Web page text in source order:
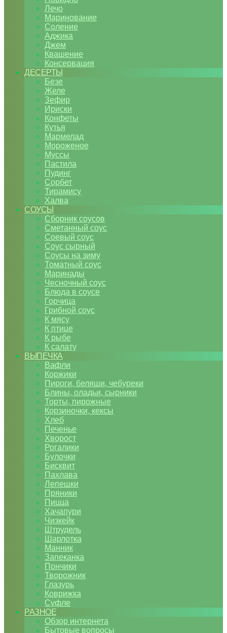
Лечо
Маринование
Соление
Аджика
Джем
Квашение
Консервация
ДЕСЕРТЫ
Безе
Желе
Зефир
Ириски
Конфеты
Кутья
Мармелад
Мороженое
Муссы
Пастила
Пудинг
Сорбет
Тирамису
Халва
СОУСЫ
Сборник соусов
Сметанный соус
Соевый соус
Соус сырный
Соусы на зиму
Томатный соус
Маринады
Чесночный соус
Блюда в соусе
Горчица
Грибной соус
К мясу
К птице
К рыбе
К салату
ВЫПЕЧКА
Вафли
Коржики
Пироги, беляши, чебуреки
Блины, оладьи, сырники
Торты, пирожные
Корзиночки, кексы
Хлеб
Печенье
Хворост
Рогалики
Булочки
Бисквит
Пахлава
Лепешки
Пряники
Пицца
Хачапури
Чизкейк
Штрудель
Шарлотка
Манник
Запеканка
Пончики
Творожник
Глазурь
Коврижка
Суфле
РАЗНОЕ
Обзор интернета
Бытовые вопросы